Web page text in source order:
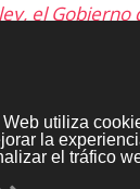
el Gobierno
servicios que
y
formación en